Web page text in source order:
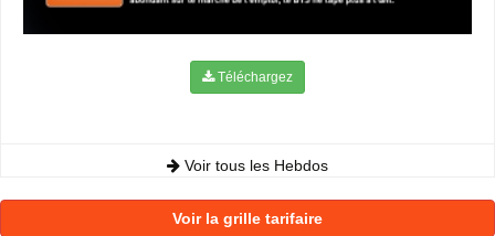
Téléchargez
Voir tous les Hebdos
Voir la grille tarifaire